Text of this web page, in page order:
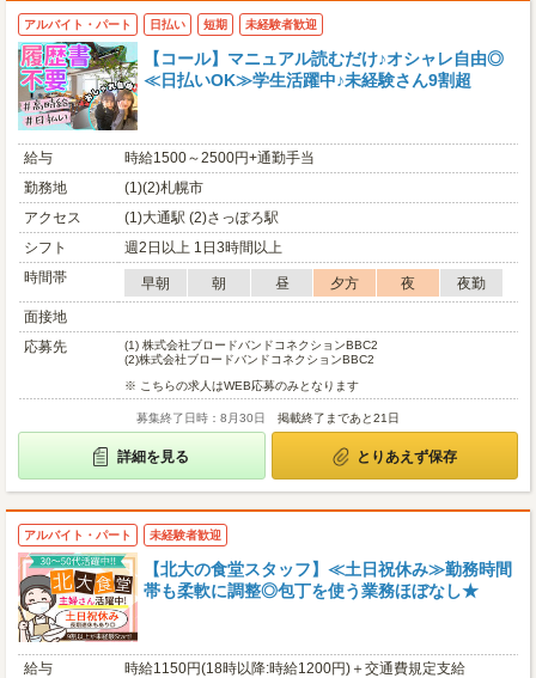
アルバイト・パート 日払い 短期 未経験者歓迎
【コール】マニュアル読むだけ♪オシャレ自由◎
≪日払いOK≫学生活躍中♪未経験さん9割超
給与
時給1500～2500円+通勤手当
勤務地
(1)(2)札幌市
アクセス
(1)大通駅 (2)さっぽろ駅
シフト
週2日以上 1日3時間以上
時間帯
早朝 朝 昼 夕方 夜
夜勤
面接地
応募先
(1) 株式会社ブロードバンドコネクションBBC2
(2)株式会社ブロードバンドコネクションBBC2
※ こちらの求人はWEB応募のみとなります
募集終了日時：8月30日 掲載終了まであと21日
詳細を見る とりあえず保存
アルバイト・パート 未経験者歓迎
【北大の食堂スタッフ】≪土日祝休み≫勤務時間
帯も柔軟に調整◎包丁を使う業務ほぼなし★
給与
時給1150円(18時以降:時給1200円)＋交通費規定支給